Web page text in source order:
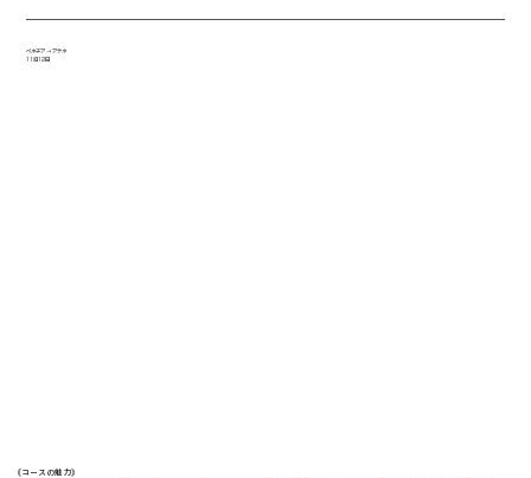
《​コースの魅力》
ベネチア → アテネ
11泊12日